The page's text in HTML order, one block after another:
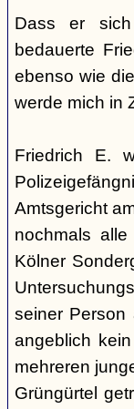
Dass er sich
bedauerte
ebenso wie
werde mich in
Friedrich E.
Amtsgericht
nochmals
Kölner
seiner
angeblich
mehreren
Grüngürtel